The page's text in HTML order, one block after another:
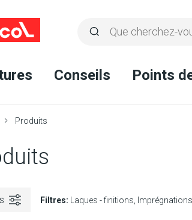
Rechercher
recherche
Conseils Points
Produits
Filtres: Laques - finitions Imprégnations